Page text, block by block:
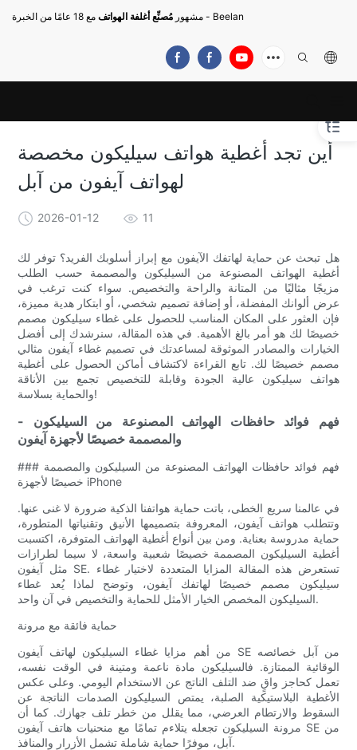
مشهور مُصنِّع أغلفة الهواتف مع 18 عامًا من الخبرة - Beelan
أين تجد أغطية هواتف سيليكون مخصصة
لهواتف آيفون من آبل
2026-01-12 11
هل تبحث عن حماية لهاتفك الآيفون مع إبراز أسلوبك الفريد؟ توفر لك
أغطية الهواتف المصنوعة من السيليكون والمصممة حسب الطلب
مزيجًا مثاليًا من المتانة والراحة والتخصيص. سواء كنت ترغب في
عرض ألوانك المفضلة، أو إضافة تصميم شخصي، أو ابتكار هدية مميزة،
فإن العثور على المكان المناسب للحصول على غطاء سيليكون مصمم
خصيصًا لك هو أمر بالغ الأهمية. في هذه المقالة، سنرشدك إلى أفضل
الخيارات والمصادر الموثوقة لمساعدتك في تصميم غطاء آيفون مثالي
مصمم خصيصًا لك. تابع القراءة لاكتشاف أماكن الحصول على أغطية
هواتف سيليكون عالية الجودة وقابلة للتخصيص تجمع بين الأناقة
والحماية بسلاسة!
- فهم فوائد حافظات الهواتف المصنوعة من السيليكون
والمصممة خصيصًا لأجهزة آيفون
### فهم فوائد حافظات الهواتف المصنوعة من السيليكون والمصممة
خصيصًا لأجهزة iPhone
في عالمنا سريع الخطى، باتت حماية هواتفنا الذكية ضرورة لا غنى عنها.
وتتطلب هواتف آيفون، المعروفة بتصميمها الأنيق وتقنياتها المتطورة،
حماية مدروسة بعناية. ومن بين أنواع أغطية الهواتف المتوفرة، اكتسبت
أغطية السيليكون المصممة خصيصًا شعبية واسعة، لا سيما لطرازات
مثل آيفون SE. تستعرض هذه المقالة المزايا المتعددة لاختيار غطاء
سيليكون مصمم خصيصًا لهاتفك آيفون، وتوضح لماذا يُعد غطاء
السيليكون المخصص الخيار الأمثل للحماية والتخصيص في آن واحد.
حماية فائقة مع مرونة
من أهم مزايا غطاء السيليكون لهاتف آيفون SE من آبل خصائصه
الوقائية الممتازة. فالسيليكون مادة ناعمة ومتينة في الوقت نفسه،
تعمل كحاجز واقٍ ضد التلف الناتج عن الاستخدام اليومي. وعلى عكس
الأغطية البلاستيكية الصلبة، يمتص السيليكون الصدمات الناتجة عن
السقوط والارتطام العرضي، مما يقلل من خطر تلف جهازك. كما أن
مرونة السيليكون تجعله يتلاءم تمامًا مع منحنيات هاتف آيفون SE من
آبل، موفرًا حماية شاملة تشمل الأزرار والمنافذ.